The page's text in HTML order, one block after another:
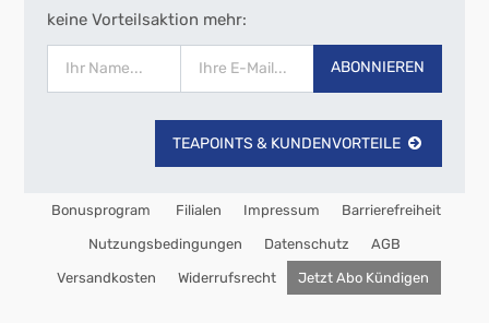
keine Vorteilsaktion mehr:
ABONNIEREN
TEAPOINTS & KUNDENVORTEILE
Bonusprogram Filialen Impressum Barrierefreiheit
Nutzungsbedingungen Datenschutz AGB
Versandkosten Widerrufsrecht Jetzt Abo Kündigen